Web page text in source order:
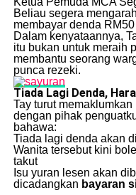
Beliau segera
membayar denda
Dalam kenyataannya,
itu bukan untuk meraih
membantu seorang
punca rezeki.
Tiada Lagi Denda,
Tay turut
dengan pihak
bahawa:
Tiada lagi denda akan
Wanita tersebut kini
takut
Isu yuran lesen akan
dicadangkan bayaran